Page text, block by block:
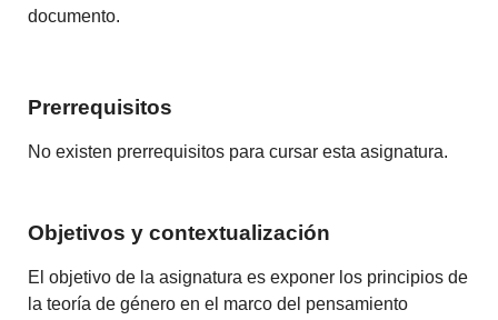
documento.
Prerrequisitos
No existen prerrequisitos para cursar esta asignatura.
Objetivos y contextualización
El objetivo de la asignatura es exponer los principios de
la teoría de género en el marco del pensamiento